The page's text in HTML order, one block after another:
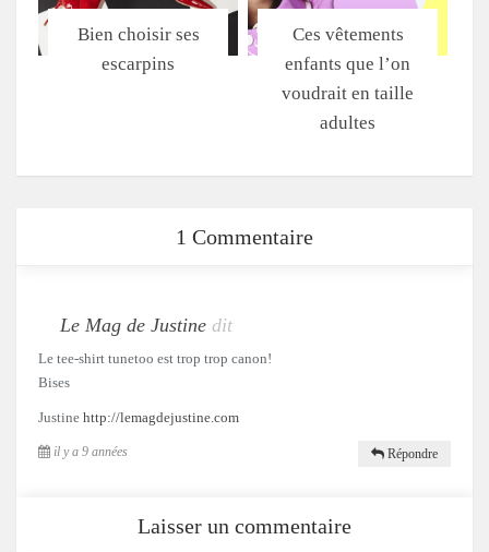
Bien choisir ses
escarpins
Ces vêtements
enfants que l’on
voudrait en taille
adultes
1 Commentaire
Le Mag de Justine dit
Le tee-shirt tunetoo est trop trop canon!
Bises
Justine http://lemagdejustine.com
il y a 9 années Répondre
Laisser un commentaire